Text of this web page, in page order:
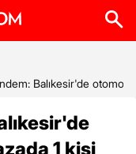
Balıkesir'de
1 kişi